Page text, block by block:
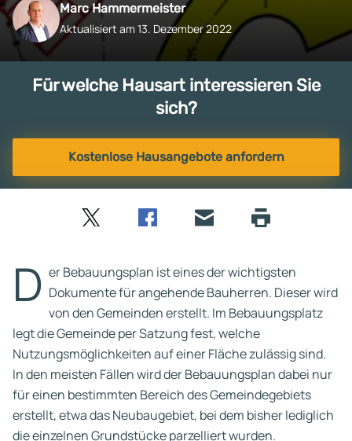
Marc Hammermeister
Aktualisiert am 13. Dezember 2022
Für welche Hausart interessieren Sie
sich?
Kostenlose Hausangebote anfordern
D er Bebauungsplan ist eines der wichtigsten
Dokumente für angehende Bauherren. Dieser wird
von den Gemeinden erstellt. Im Bebauungsplatz
legt die Gemeinde per Satzung fest, welche
Nutzungsmöglichkeiten auf einer Fläche zulässig sind.
In den meisten Fällen wird der Bebauungsplan dabei nur
für einen bestimmten Bereich des Gemeindegebiets
erstellt, etwa das Neubaugebiet, bei dem bisher lediglich
die einzelnen Grundstücke parzelliert wurden.